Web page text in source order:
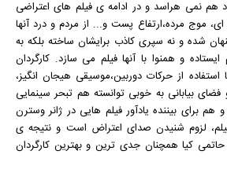
هم نمی هراسد و در ادامه ی فیلم های اعتراضی
موج مرده،ارتفاع پست و... از مردم و درد آنها
شده و نه سپری کاذب برایشان ساخته بلکه به
و همنوا با آنها فیلم می سازد. کارگردان
از حرکات دوربین،موسیقی هیجان انگیز،
بیابانی به خوبی توانسته هم تبحر سینمایی
برای بیننده یادآور فیلم هایی در ژانر وسترن
لزوم شنیدن صدای اعتراض است و نتیجه ی
کیا همچنان جدی ترین و بهترین کارگردان